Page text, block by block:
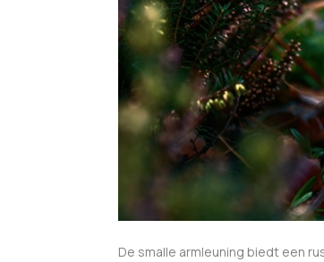
De smalle armleuning biedt een